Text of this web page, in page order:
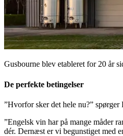
Gusbourne blev etableret for 20 år
De perfekte betingelser
”Hvorfor sker det hele nu?”
”Engelsk vin har på mange måder
dér. Dernæst er vi begunstiget med